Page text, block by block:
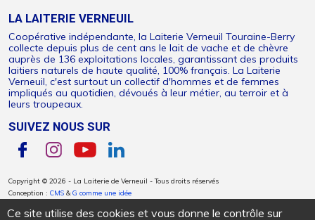
NOS CONSEILS D'UTILISATION
A conserver au froid (+4 à +6°C)
LA LAITERIE VERNEUIL
Coopérative indépendante, la Laiterie Verneuil Touraine-Berry
collecte depuis plus de cent ans le lait de vache et de chèvre
auprès de 136 exploitations locales, garantissant des produits
laitiers naturels de haute qualité, 100% français. La Laiterie
Verneuil, c'est surtout un collectif d'hommes et de femmes
impliqués au quotidien, dévoués à leur métier, au terroir et à
leurs troupeaux.
SUIVEZ NOUS SUR
Copyright © 2026 - La Laiterie de Verneuil - Tous droits réservés
Conception : CMS &G comme une idée
PLAN DU SITE ESPACE PRESSE MENTIONS LÉGALES
Ce site utilise des cookies et vous donne le contrôle sur